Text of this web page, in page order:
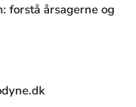
forstå årsagerne og